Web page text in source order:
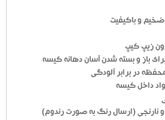
ضخیم و باکیفیت
زیپ کیپ
باز و بسته شدن آسان دهانه کیسه
در برابر آلودگی
داخل کیسه
نارنجی (ارسال رنگ به صورت رندوم)